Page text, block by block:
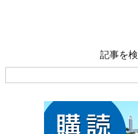
記事を